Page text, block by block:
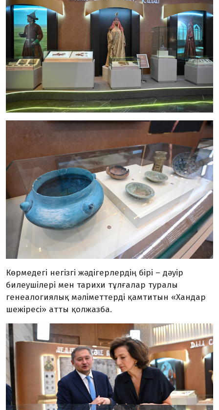
Көрмедегі негізгі жәдігерлердің бірі – дәуір
билеушілері мен тарихи тұлғалар туралы
генеалогиялық мәліметтерді қамтитын «Хандар
шежіресі» атты қолжазба.